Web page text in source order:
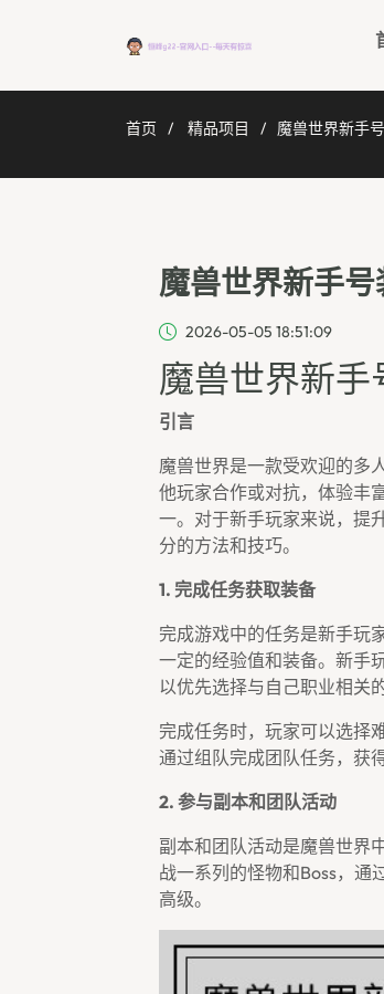
首页 精品项目 魔兽世界新手
魔兽世界新手
2026-05-05 18:51:09
魔兽世界新
引言
魔兽世界是一款受欢迎的多
他玩家合作或对抗，体验丰
一。对于新手玩家来说，提
分的方法和技巧。
1. 完成任务获取装备
完成游戏中的任务是新手玩
一定的经验值和装备。新手
以优先选择与自己职业相关
完成任务时，玩家可以选择
通过组队完成团队任务，获
2. 参与副本和团队活动
副本和团队活动是魔兽世界
战一系列的怪物和boss，通
高级。